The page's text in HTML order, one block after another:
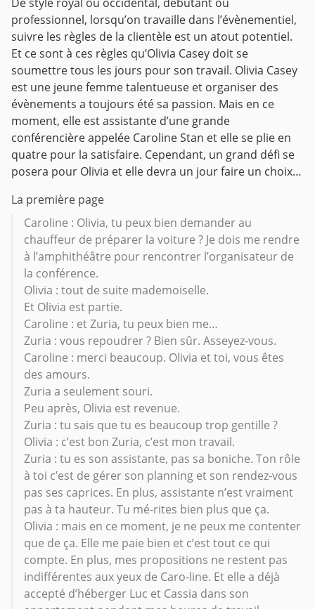
professionnel, lorsqu’on travaille dans l’évènementiel,
suivre les règles de la clientèle est un atout potentiel.
Et ce sont à ces règles qu’Olivia Casey doit se
soumettre tous les jours pour son travail. Olivia Casey
est une jeune femme talentueuse et organiser des
évènements a toujours été sa passion. Mais en ce
moment, elle est assistante d’une grande
conférencière appelée Caroline Stan et elle se plie en
quatre pour la satisfaire. Cependant, un grand défi se
posera pour Olivia et elle devra un jour faire un choix…
La première page
Caroline : Olivia, tu peux bien demander au
chauffeur de préparer la voiture ? Je dois me rendre
à l’amphithéâtre pour rencontrer l’organisateur de
la conférence.
Olivia : tout de suite mademoiselle.
Et Olivia est partie.
Caroline : et Zuria, tu peux bien me…
Zuria : vous repoudrer ? Bien sûr. Asseyez-vous.
Caroline : merci beaucoup. Olivia et toi, vous êtes
des amours.
Zuria a seulement souri.
Peu après, Olivia est revenue.
Zuria : tu sais que tu es beaucoup trop gentille ?
Olivia : c’est bon Zuria, c’est mon travail.
Zuria : tu es son assistante, pas sa boniche. Ton rôle
à toi c’est de gérer son planning et son rendez-vous
pas ses caprices. En plus, assistante n’est vraiment
pas à ta hauteur. Tu mé-rites bien plus que ça.
Olivia : mais en ce moment, je ne peux me contenter
que de ça. Elle me paie bien et c’est tout ce qui
compte. En plus, mes propositions ne restent pas
indifférentes aux yeux de Caro-line. Et elle a déjà
accepté d’héberger Luc et Cassia dans son